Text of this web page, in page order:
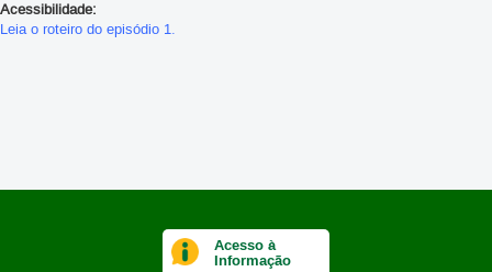
Acessibilidade:
Leia o roteiro do episódio 1.
Acesso à
Informação